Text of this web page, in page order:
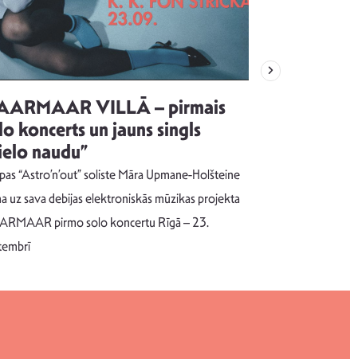
VILLĀ – pirmais
koncerts un jauns singls
naudu”
“Astro’n’out” soliste Māra Upmane-Holšteine
uz sava debijas elektroniskās mūzikas projekta
pirmo solo koncertu Rīgā – 23.